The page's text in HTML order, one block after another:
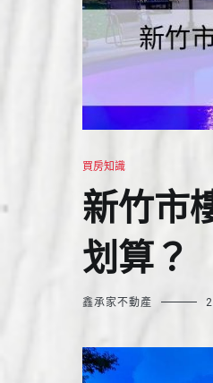
買房知識
新竹市
划算？
鑫承家不動產